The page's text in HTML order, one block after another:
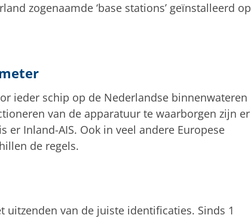
zogenaamde ‘base stations’ geïnstalleerd op
ieder schip op de Nederlandse binnenwateren
van de apparatuur te waarborgen zijn er
er Inland-AIS. Ook in veel andere Europese
de regels.
uitzenden van de juiste identificaties. Sinds 1